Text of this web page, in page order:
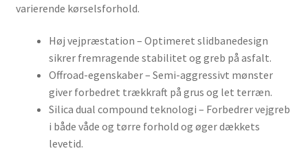
varierende kørselsforhold.
Høj vejpræstation – Optimeret slidbanedesign
sikrer fremragende stabilitet og greb på asfalt.
Offroad-egenskaber – Semi-aggressivt mønster
giver forbedret trækkraft på grus og let terræn.
Silica dual compound teknologi – Forbedrer vejgreb
i både våde og tørre forhold og øger dækkets
levetid.